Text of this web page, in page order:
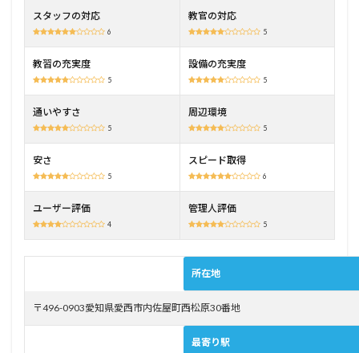
割引
が充
実し
てい
る
無料
送迎
バス
マー
トフ
ォン
予約
る
津島
スタッフの対応
6
教官の対応
5
教習の充実度
5
設備の充実度
5
通いやすさ
5
周辺環境
5
安さ
5
スピード取得
6
ユーザー評価
4
管理人評価
5
所在地
〒496-0903愛知県愛西市内佐屋町西松原30番地
最寄り駅